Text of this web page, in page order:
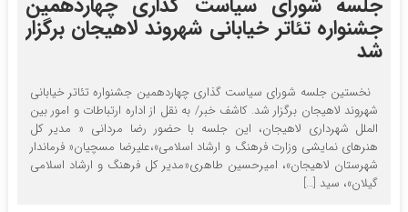
جشنواره تئاتر خیابانی شهروند لاهیجان برگزار
شد
نخستین جلسه شورای سیاست گذاری چهاردهمین جشنواره تئاتر خیابانی
شهروند لاهیجان برگزار شد. کاشف خبر/ به نقل از اداره ارتباطات و امور بین
الملل شهرداری لاهیجان، این جلسه با حضور رضا مردانی « مدیر کل
هنرهای نمایشی وزارت فرهنگ و ارشاد اسلامی»،علیرضا مسچیان« فرماندار
شهرستان لاهیجان»، امیرحسین طاهری«مدیر کل فرهنگ و ارشاد اسلامی
گیلان»، سید […]